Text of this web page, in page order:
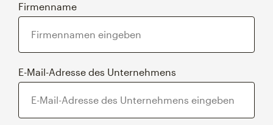
Firmenname
E-Mail-Adresse des Unternehmens